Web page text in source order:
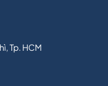
Tp. HCM